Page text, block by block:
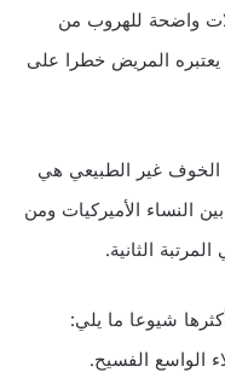
واضحة للهروب من
المريض خطرا على
غير الطبيعي هي
النساء الأميركيات ومن
الثانية.
شيوعا ما يلي:
الواسع الفسيح.